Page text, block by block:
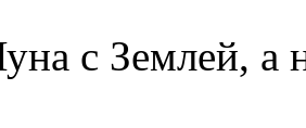
с Землей, а